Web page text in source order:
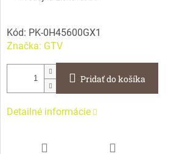
Kód: PK-0H45600GX1
Značka: GTV
Pridať do košíka
Detailné informácie